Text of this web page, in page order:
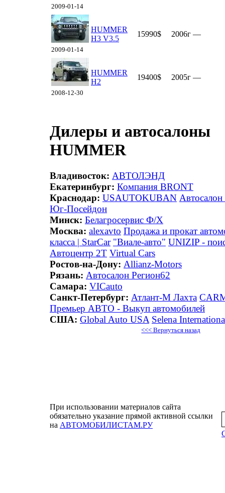
2009-01-14
2009-01-14
HUMMER
H3 V3.5
15990$ 2006г —
2008-12-30
HUMMER
H2
19400$ 2005г —
Дилеры и автосалоны
HUMMER
Владивосток: АВТОЛЭНД
Екатеринбург: Компания BRONT
Краснодар: USAUTOKUBAN
Юг-Посейдон
Минск: Белагросервис Ф/Х
Москва: alexavto Продажа и прокат
класса | StarCar "Виале-авто" UNIZIP -
Автоцентр 2Т Virtual Cars
Ростов-на-Дону: Allianz-Motors
Рязань: Автосалон Регион62
Самара: VICauto
Санкт-Петербург: Атлант-М Лахта
Премьер АВТО - Выкуп автомобилей
США: Global Auto USA Selena
<<< Вернуться назад
При использовании материалов сайта
обязательно указание прямой активной ссылки
на АВТОМОБИЛИСТАМ.РУ